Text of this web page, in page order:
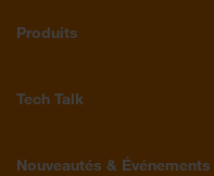
Produits
Tech Talk
Nouveautés & Événements